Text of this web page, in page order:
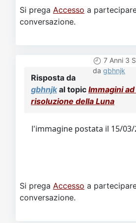
Si prega Accesso a
conversazione.
7 Anni 3
da gbhnjk
Risposta da
gbhnjkal topic Immagini
risoluzione della Luna
l'immagine postata il 15/03/
Si prega Accesso a
conversazione.